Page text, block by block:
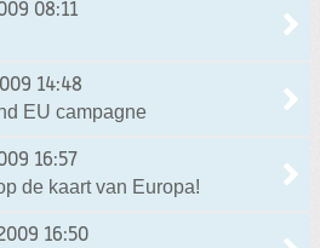
08:11
14:48
EU campagne
16:57
de kaart van Europa!
16:50